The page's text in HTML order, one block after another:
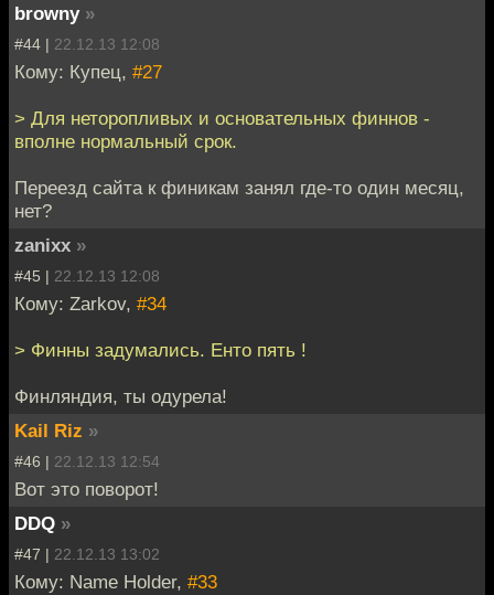
browny »
#44 | 22.12.13 12:08
Кому: Купец, #27
> Для неторопливых и основательных финнов -
вполне нормальный срок.
Переезд сайта к финикам занял где-то один месяц,
нет?
zanixx »
#45 | 22.12.13 12:08
Кому: Zarkov, #34
> Финны задумались. Енто пять !
Финляндия, ты одурела!
Kail Riz »
#46 | 22.12.13 12:54
Вот это поворот!
DDQ »
#47 | 22.12.13 13:02
Кому: Name Holder, #33